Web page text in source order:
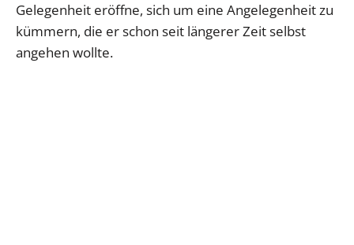
Gelegenheit eröffne, sich um eine Angelegenheit zu
kümmern, die er schon seit längerer Zeit selbst
angehen wollte.